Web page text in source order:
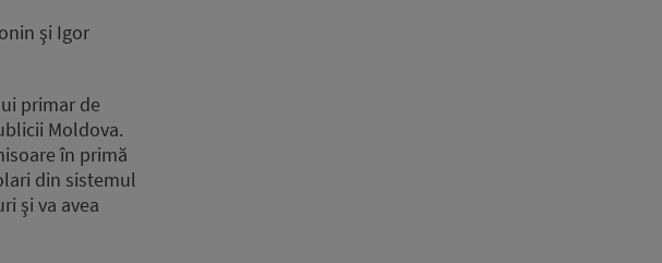
şi Igor
primar de
Moldova.
în primă
din sistemul
şi va avea